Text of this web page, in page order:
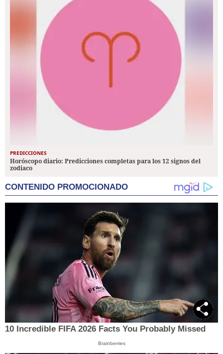
PREDICCIONES
Horóscopo diario: Predicciones completas para los 12 signos del
zodiaco
CONTENIDO PROMOCIONADO
10 Incredible FIFA 2026 Facts You Probably Missed
Brainberries